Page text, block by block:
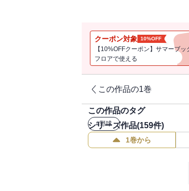
巨人軍監修のファンマガジン
は岸田行倫捕手デジタルパネ
クーポン対象 10%OFF
【10%OFFクーポン】サマーブ
フロアで使える
この作品の1巻
この作品のタグ
#野球
シリーズ作品(159件)
1巻から